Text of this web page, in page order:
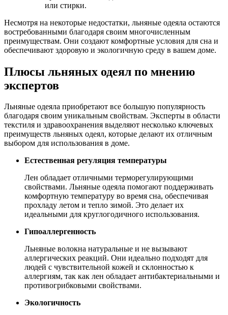
или стирки.
Несмотря на некоторые недостатки, льняные одеяла остаются
востребованными благодаря своим многочисленным
преимуществам. Они создают комфортные условия для сна и
обеспечивают здоровую и экологичную среду в вашем доме.
Плюсы льняных одеял по мнению
экспертов
Льняные одеяла приобретают все большую популярность
благодаря своим уникальным свойствам. Эксперты в области
текстиля и здравоохранения выделяют несколько ключевых
преимуществ льняных одеял, которые делают их отличным
выбором для использования в доме.
Естественная регуляция температуры
Лен обладает отличными терморегулирующими
свойствами. Льняные одеяла помогают поддерживать
комфортную температуру во время сна, обеспечивая
прохладу летом и тепло зимой. Это делает их
идеальными для круглогодичного использования.
Гипоаллергенность
Льняные волокна натуральные и не вызывают
аллергических реакций. Они идеально подходят для
людей с чувствительной кожей и склонностью к
аллергиям, так как лен обладает антибактериальными и
противогрибковыми свойствами.
Экологичность